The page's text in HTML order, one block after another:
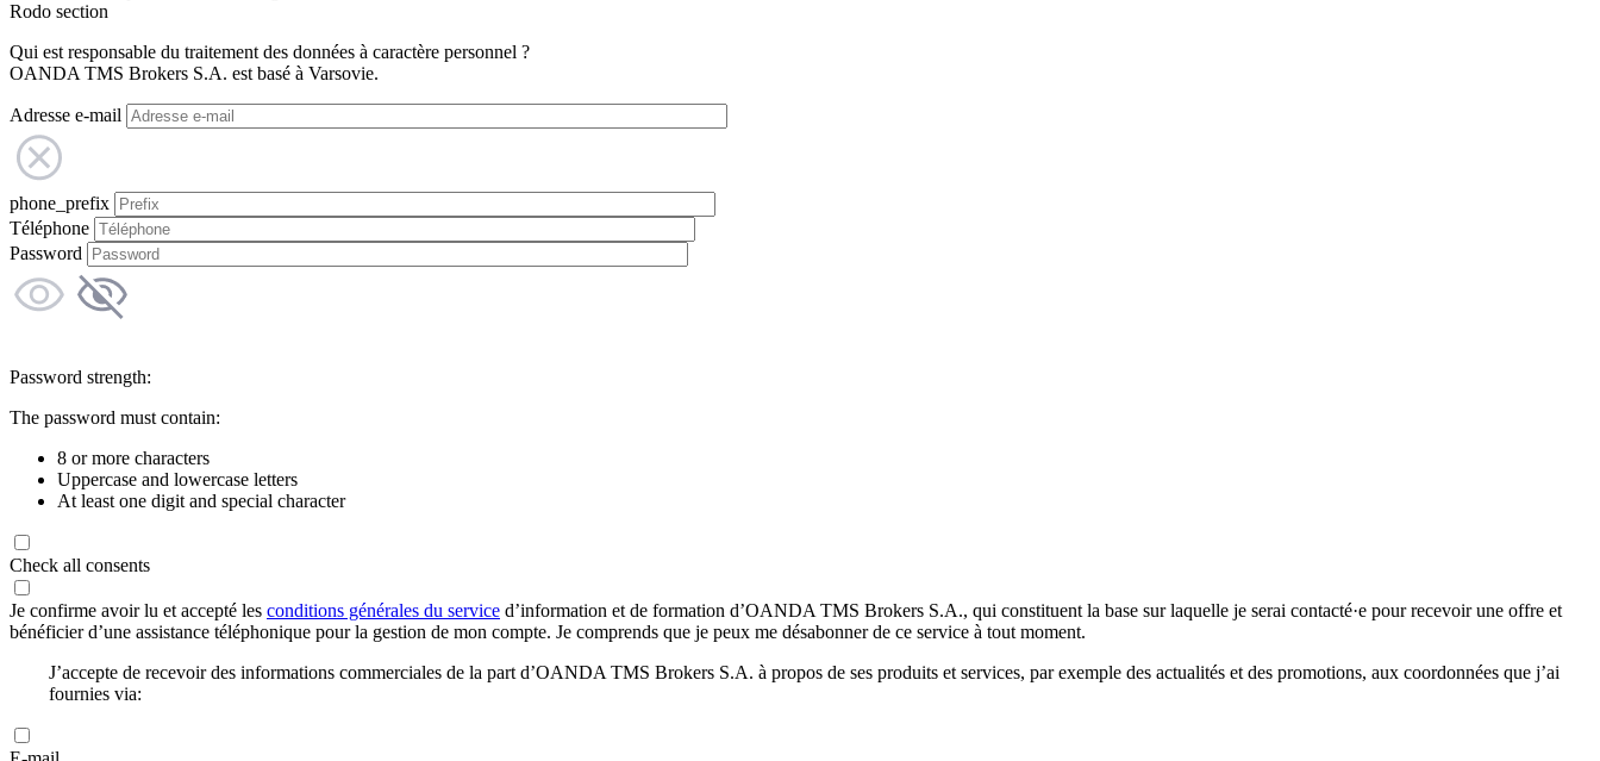
Rodo section
Qui est responsable du traitement des données à caractère personnel ?
OANDA TMS Brokers S.A. est basé à Varsovie.
Adresse e-mail
phone_prefix
Téléphone
Password
Password strength:
The password must contain:
8 or more characters
Uppercase and lowercase letters
At least one digit and special character
Check all consents
Je confirme avoir lu et accepté les conditions générales du service d’information et de formation d’OANDA TMS Brokers S.A., qui constituent la base sur laquelle je serai contacté·e pour recevoir une offre et
bénéficier d’une assistance téléphonique pour la gestion de mon compte. Je comprends que je peux me désabonner de ce service à tout moment.
J’accepte de recevoir des informations commerciales de la part d’OANDA TMS Brokers S.A. à propos de ses produits et services, par exemple des actualités et des promotions, aux coordonnées que j’ai
fournies via: